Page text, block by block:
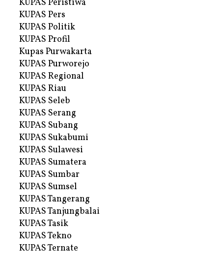
KUPAS Peristiwa
KUPAS Pers
KUPAS Politik
KUPAS Profil
Kupas Purwakarta
KUPAS Purworejo
KUPAS Regional
KUPAS Riau
KUPAS Seleb
KUPAS Serang
KUPAS Subang
KUPAS Sukabumi
KUPAS Sulawesi
KUPAS Sumatera
KUPAS Sumbar
KUPAS Sumsel
KUPAS Tangerang
KUPAS Tanjungbalai
KUPAS Tasik
KUPAS Tekno
KUPAS Ternate